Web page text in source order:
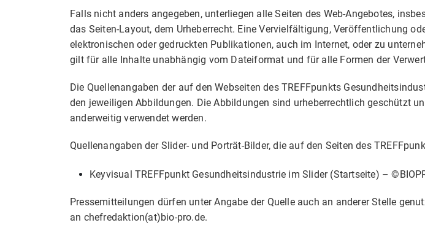
Falls nicht anders angegeben, unterliegen alle Seiten des Web-Angebotes,
das Seiten-Layout, dem Urheberrecht. Eine Vervielfältigung, Veröffentlichung
elektronischen oder gedruckten Publikationen, auch im Internet, oder zu
gilt für alle Inhalte unabhängig vom Dateiformat und für alle Formen der
Die Quellenangaben der auf den Webseiten des TREFFpunkts
den jeweiligen Abbildungen. Die Abbildungen sind urheberrechtlich geschützt
anderweitig verwendet werden.
Quellenangaben der Slider- und Porträt-Bilder, die auf den Seiten des
Keyvisual TREFFpunkt Gesundheitsindustrie im Slider (Startseite) –
Pressemitteilungen dürfen unter Angabe der Quelle auch an anderer Stelle
an chefredaktion(at)bio-pro.de.